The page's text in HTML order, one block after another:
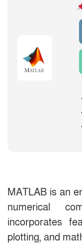
MATLAB is an
numerical
incorporates
plotting, and